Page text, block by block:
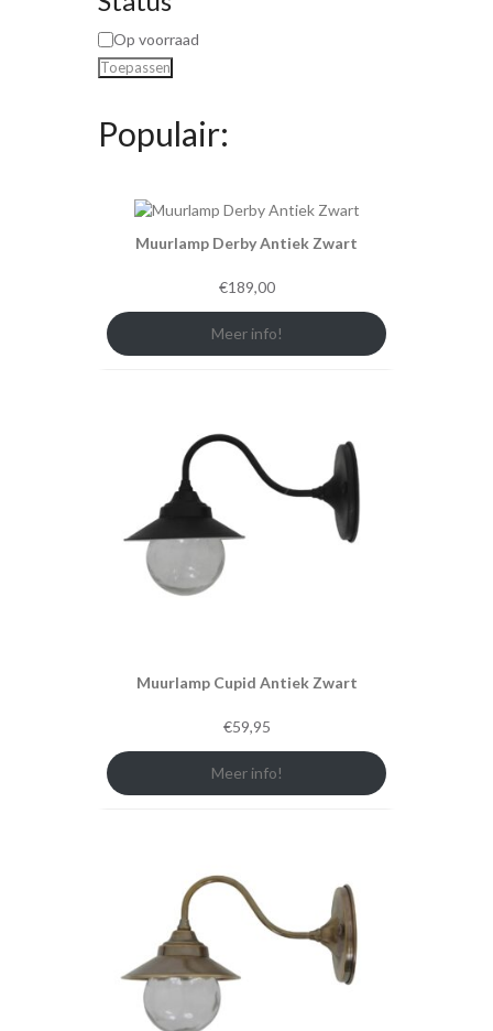
Op voorraad
Toepassen
Populair:
Muurlamp Derby Antiek Zwart
€189,00
Meer info!
Muurlamp Cupid Antiek Zwart
€59,95
Meer info!